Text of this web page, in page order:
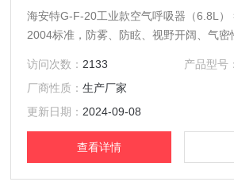
海安特G-F-20工业款空气呼吸器（6.8L） 符合国家GA124-
2004标准，防雾、防眩、视野开阔、气密
背板由碳纤维复合材料制成，重量轻、强度高； 采用
压器，体积小巧紧凑，内置安全阀，性能
置，免维护； 压力表具有防水重量轻报警准确宏亮； 可选带
压力显示的瓶阀，在瓶阀关闭时也能显示
访问次数： 2133 产品型号：
厂商性质：生产厂家
更新日期： 2024-09-08
查看详情